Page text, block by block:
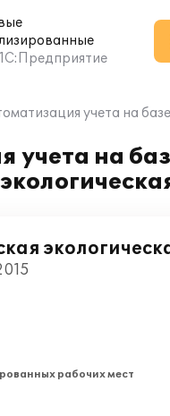
1С:Предприятие
учета на
учета на
рабочих мест